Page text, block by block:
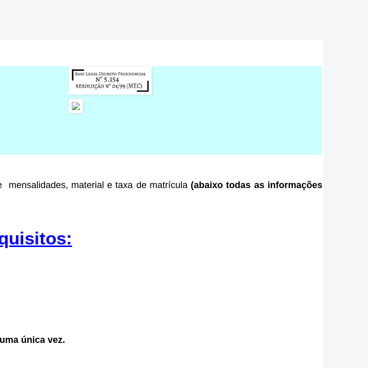
mensalidades, material e taxa de matrícula(abaixo todas as informações
uma única vez.